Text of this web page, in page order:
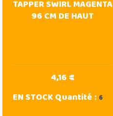
TAPPER SWIRL MAGENTA
96 CM DE HAUT
4,16 €
EN STOCKQuantité : 6